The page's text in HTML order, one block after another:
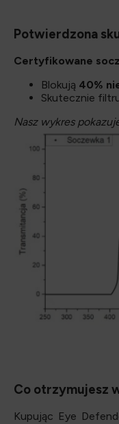
Potwierdzona
Certyfikowane
Blokują 40%
Skutecznie
Nasz wykres
Co otrzymujesz
Kupując Eye